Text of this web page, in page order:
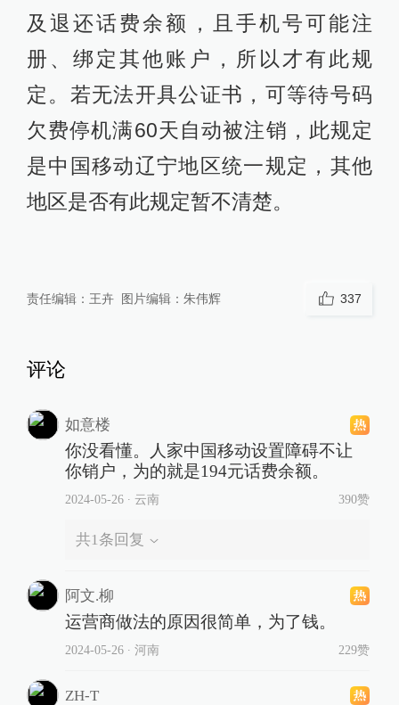
及退还话费余额，且手机号可能注
册、绑定其他账户，所以才有此规
定。若无法开具公证书，可等待号码
欠费停机满60天自动被注销，此规定
是中国移动辽宁地区统一规定，其他
地区是否有此规定暂不清楚。
责任编辑： 王卉 图片编辑： 朱伟辉 337
评论
如意楼
你没看懂。人家中国移动设置障碍不让
你销户，为的就是194元话费余额。
2024-05-26∙ 云南 390赞
共1条回复
阿文.柳
运营商做法的原因很简单，为了钱。
2024-05-26∙ 河南 229赞
ZH-T